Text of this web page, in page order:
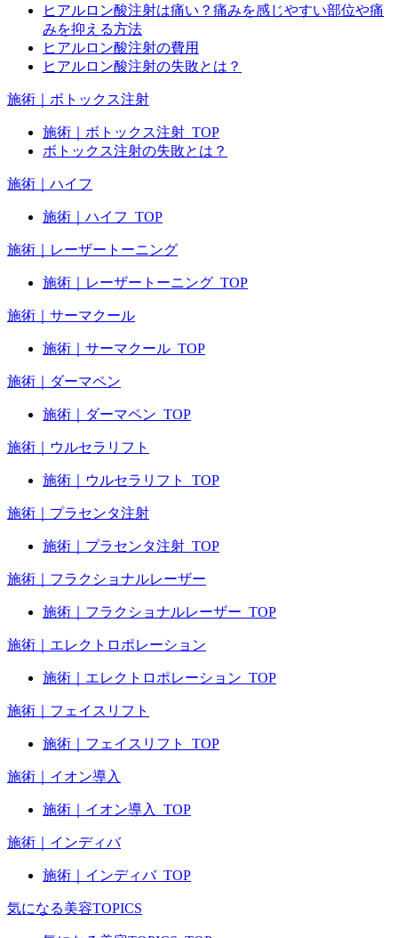
ヒアルロン酸注射は痛い？痛みを感じやすい部位や痛
みを抑える方法
ヒアルロン酸注射の費用
ヒアルロン酸注射の失敗とは？
施術｜ボトックス注射
施術｜ボトックス注射_TOP
ボトックス注射の失敗とは？
施術｜ハイフ
施術｜ハイフ_TOP
施術｜レーザートーニング
施術｜レーザートーニング_TOP
施術｜サーマクール
施術｜サーマクール_TOP
施術｜ダーマペン
施術｜ダーマペン_TOP
施術｜ウルセラリフト
施術｜ウルセラリフト_TOP
施術｜プラセンタ注射
施術｜プラセンタ注射_TOP
施術｜フラクショナルレーザー
施術｜フラクショナルレーザー_TOP
施術｜エレクトロポレーション
施術｜エレクトロポレーション_TOP
施術｜フェイスリフト
施術｜フェイスリフト_TOP
施術｜イオン導入
施術｜イオン導入_TOP
施術｜インディバ
施術｜インディバ_TOP
気になる美容TOPICS